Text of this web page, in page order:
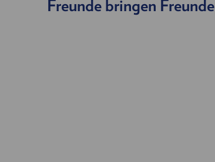
Freunde bringen Freunde